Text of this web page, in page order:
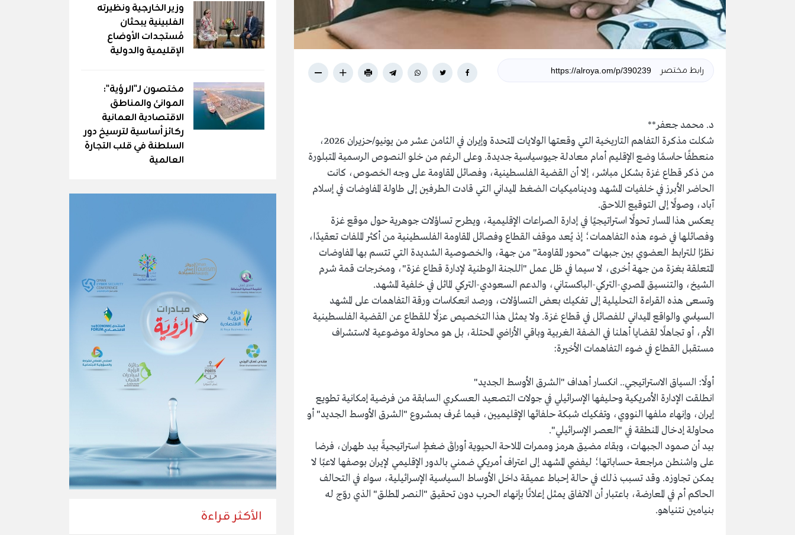
رابط مختصر
د. محمد جعفر**
شكلت مذكرة التفاهم التاريخية التي وقعتها الولايات المتحدة وإيران في الثامن عشر من يونيو/حزيران 2026،
منعطفًا حاسمًا وضع الإقليم أمام معادلة جيوسياسية جديدة. وعلى الرغم من خلو النصوص الرسمية المتبلورة
من ذكر قطاع غزة بشكل مباشر، إلا أن القضية الفلسطينية، وفصائل المقاومة على وجه الخصوص، كانت
الحاضر الأبرز في خلفيات المشهد وديناميكيات الضغط الميداني التي قادت الطرفين إلى طاولة المفاوضات في إسلام
آباد، وصولًا إلى التوقيع اللاحق.
يعكس هذا المسار تحولًا استراتيجيًا في إدارة الصراعات الإقليمية، ويطرح تساؤلات جوهرية حول موقع غزة
وفصائلها في ضوء هذه التفاهمات؛ إذ يُعد موقف القطاع وفصائل المقاومة الفلسطينية من أكثر الملفات تعقيدًا،
نظرًا للترابط العضوي بين جبهات "محور المقاومة" من جهة، والخصوصية الشديدة التي تتسم بها المفاوضات
المتعلقة بغزة من جهة أخرى، لا سيما في ظل عمل "اللجنة الوطنية لإدارة قطاع غزة"، ومخرجات قمة شرم
الشيخ، والتنسيق المصري-التركي-الباكستاني، والدعم السعودي-التركي الماثل في خلفية المشهد.
وتسعى هذه القراءة التحليلية إلى تفكيك بعض التساؤلات، ورصد انعكاسات ورقة التفاهمات على المشهد
السياسي والواقع الميداني للفصائل في قطاع غزة. ولا يمثل هذا التخصيص عزلًا للقطاع عن القضية الفلسطينية
الأم، أو تجاهلًا لقضايا أهلنا في الضفة الغربية وباقي الأراضي المحتلة، بل هو محاولة موضوعية لاستشراف
مستقبل القطاع في ضوء التفاهمات الأخيرة:
أولًا: السياق الاستراتيجي.. انكسار أهداف "الشرق الأوسط الجديد"
انطلقت الإدارة الأمريكية وحليفها الإسرائيلي في جولات التصعيد العسكري السابقة من فرضية إمكانية تطويع
إيران، وإنهاء ملفها النووي، وتفكيك شبكة حلفائها الإقليميين، فيما عُرف بمشروع "الشرق الأوسط الجديد" أو
محاولة إدخال المنطقة في "العصر الإسرائيلي".
بيد أن صمود الجبهات، وبقاء مضيق هرمز وممرات الملاحة الحيوية أوراقَ ضغطٍ استراتيجيةً بيد طهران، فرضا
على واشنطن مراجعة حساباتها؛ ليفضي المشهد إلى اعتراف أمريكي ضمني بالدور الإقليمي لإيران بوصفها لاعبًا لا
يمكن تجاوزه. وقد تسبب ذلك في حالة إحباط عميقة داخل الأوساط السياسية الإسرائيلية، سواء في التحالف
الحاكم أم في المعارضة، باعتبار أن الاتفاق يمثل إعلانًا بإنهاء الحرب دون تحقيق "النصر المطلق" الذي روّج له
بنيامين نتنياهو.
وزير الخارجية ونظيرته
الفلبينية يبحثان
مُستجدات الأوضاع
الإقليمية والدولية
مختصون لـ"الرؤية":
الموانئ والمناطق
الاقتصادية العمانية
ركائز أساسية لترسيخ دور
السلطنة في قلب التجارة
العالمية
الأكثر قراءة